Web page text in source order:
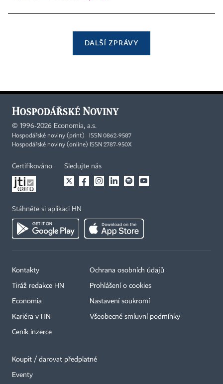
DALŠÍ ZPRÁVY
© 1996-2026 Economia, a.s.
Hospodářské noviny (print) ISSN 0862-9587
Hospodářské noviny (online) ISSN 2787-950X
Certifikováno Sledujte nás
Stáhněte si aplikaci HN
Kontakty
Tiráž redakce HN
Economia
Kariéra v HN
Ceník inzerce
Ochrana osobních údajů
Prohlášení o cookies
Nastavení soukromí
Všeobecné smluvní podmínky
Koupit / darovat předplatné
Eventy